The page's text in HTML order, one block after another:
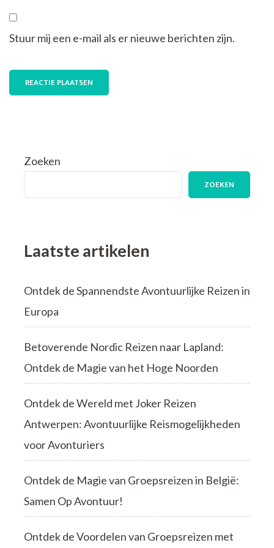
Stuur mij een e-mail als er nieuwe berichten zijn.
Zoeken
ZOEKEN
Laatste artikelen
Ontdek de Spannendste Avontuurlijke Reizen in
Europa
Betoverende Nordic Reizen naar Lapland:
Ontdek de Magie van het Hoge Noorden
Ontdek de Wereld met Joker Reizen
Antwerpen: Avontuurlijke Reismogelijkheden
voor Avonturiers
Ontdek de Magie van Groepsreizen in België:
Samen Op Avontuur!
Ontdek de Voordelen van Groepsreizen met